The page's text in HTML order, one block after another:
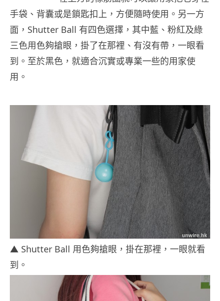
手袋、背囊或是鎖匙扣上，方便隨時使用。另一方
面，Shutter Ball 有四色選擇，其中藍、粉紅及綠
三色用色夠搶眼，掛了在那裡、有沒有帶，一眼看
到。至於黑色，就適合沉實或專業一些的用家使
用。
▲ Shutter Ball 用色夠搶眼，掛在那裡，一眼就看
到。